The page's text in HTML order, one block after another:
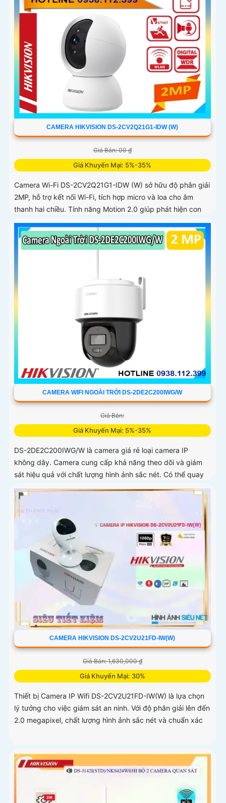
CAMERA HIKVISION DS-2CV2Q21G1-IDW (W)
Giá Bán: 00 ₫
Giá Khuyến Mại: 5%-35%
Camera Wi-Fi DS-2CV2Q21G1-IDW (W) sở hữu độ phân giải
2MP, hỗ trợ kết nối Wi-Fi, tích hợp micro và loa cho âm
thanh hai chiều. Tính năng Motion 2.0 giúp phát hiện con
người chính xác
CAMERA WIFI NGOÀI TRỜI DS-2DE2C200IWG/W
Giá Bán:
Giá Khuyến Mại: 5%-35%
DS-2DE2C200IWG/W là camera giá rẻ loại camera IP
không dây. Camera cung cấp khả năng theo dõi và giám
sát hiệu quả với chất lượng hình ảnh sắc nét. Có thể quay
quét ngoài trời...
CAMERA HIKVISION DS-2CV2U21FD-IW(W)
Giá Bán: 1,630,000 ₫
Giá Khuyến Mại: 30%
Thiết bị Camera IP Wifi DS-2CV2U21FD-IW(W) là lựa chọn
lý tưởng cho việc giám sát an ninh. Với độ phân giải lên đến
2.0 megapixel, chất lượng hình ảnh sắc nét và chuẩn xác